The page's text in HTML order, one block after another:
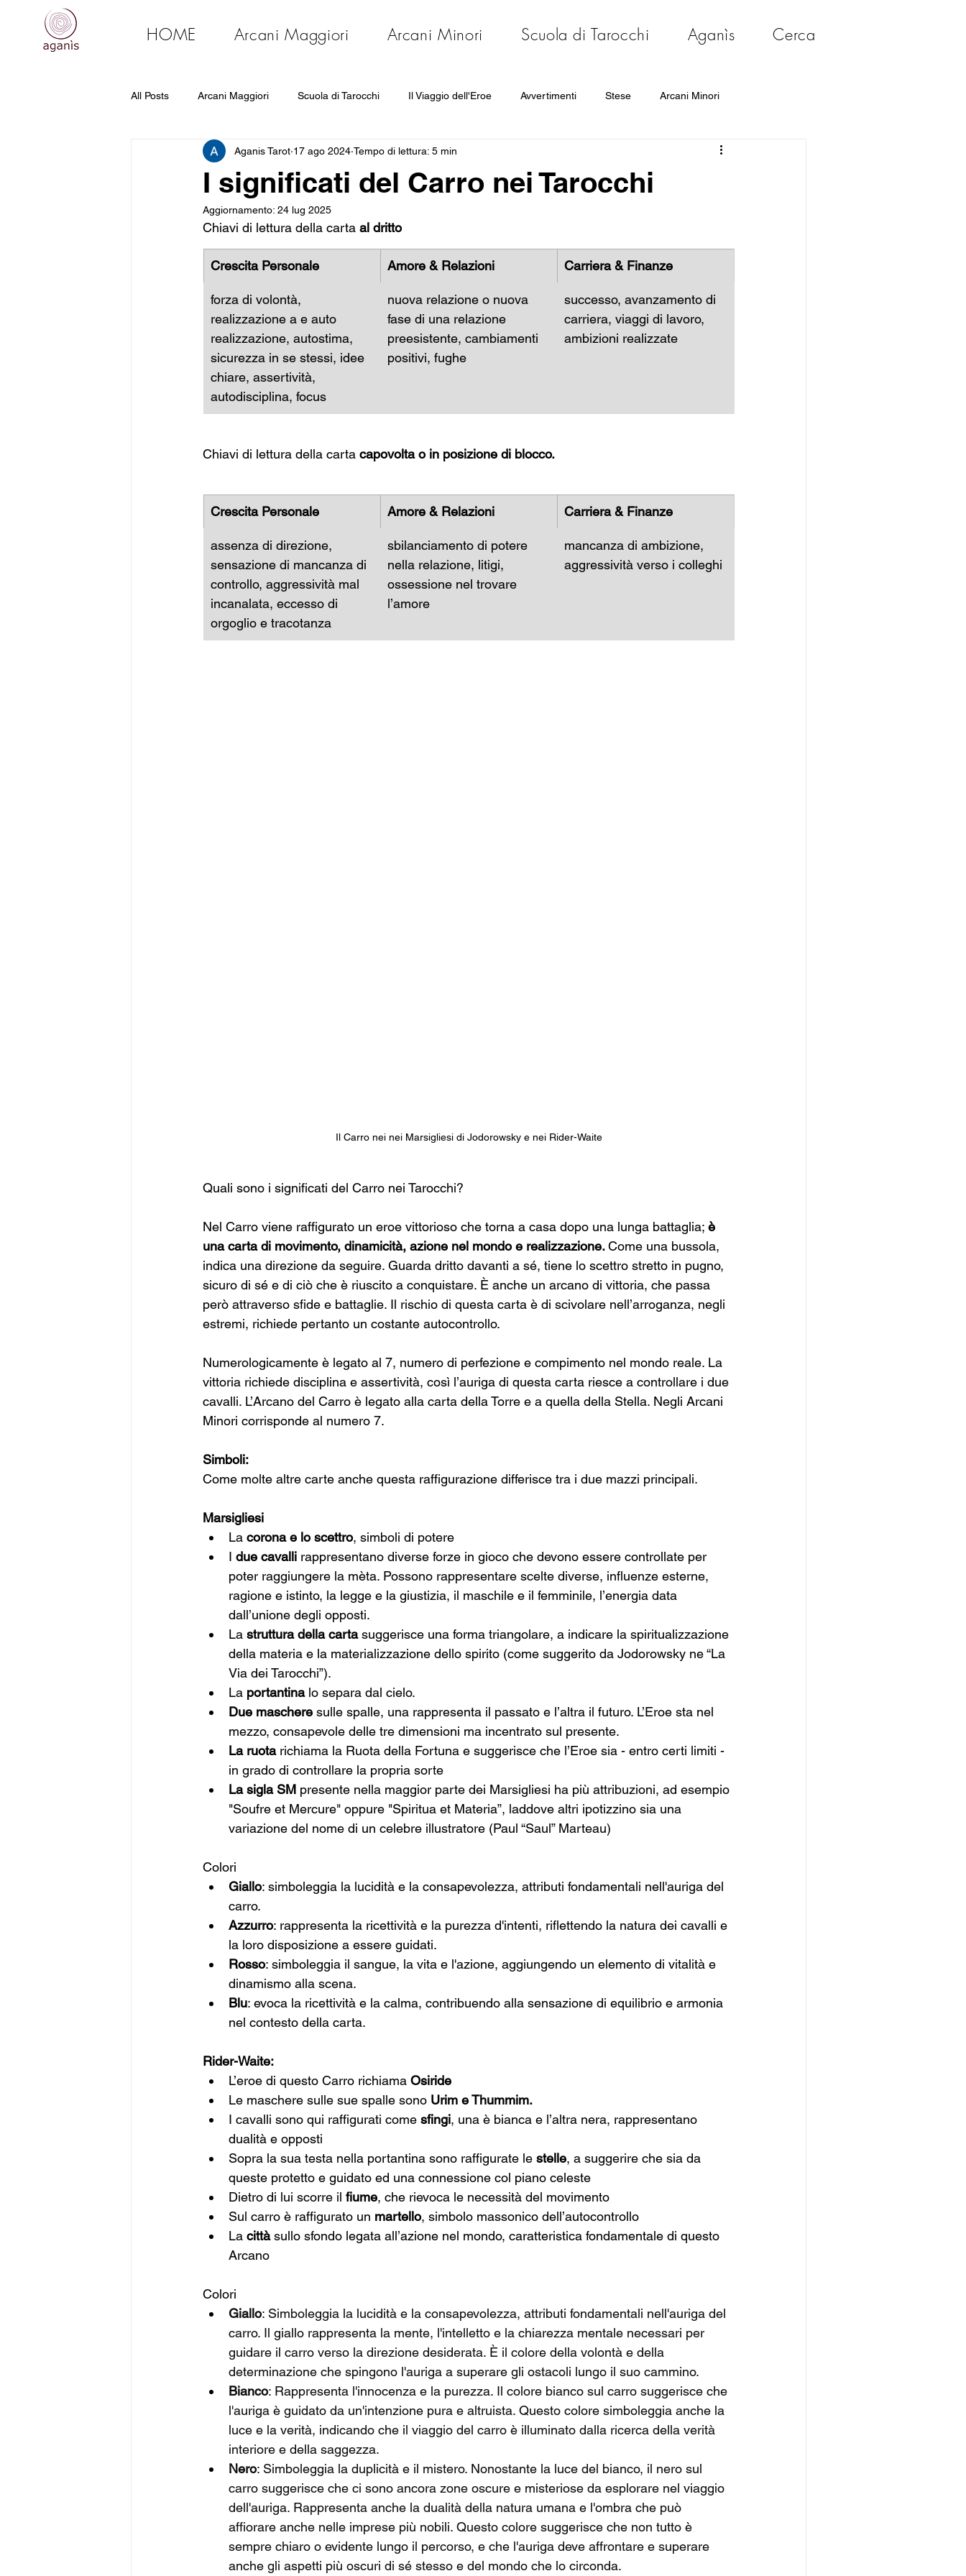
HOME Arcani Maggiori Arcani Minori Scuola di Tarocchi Aganìs Cerca
All Posts Arcani Maggiori Scuola di Tarocchi Il Viaggio dell'Eroe Avvertimenti Stese Arcani Minori
Primi passi Mappa Tarologica e Costellazioni
I significati del Carro nei Tarocchi
Aganis Tarot 17 ago 2024 Tempo di lettura: 5 min
Aggiornamento: 24 lug 2025
Chiavi di lettura della carta al dritto
Crescita Personale Amore & Relazioni Carriera & Finanze
forza di volontà,
realizzazione a e auto
realizzazione, autostima,
sicurezza in se stessi, idee
chiare, assertività,
autodisciplina, focus
nuova relazione o nuova
fase di una relazione
preesistente, cambiamenti
positivi, fughe
successo, avanzamento di
carriera, viaggi di lavoro,
ambizioni realizzate
Chiavi di lettura della carta capovolta o in posizione di blocco.
Crescita Personale Amore & Relazioni Carriera & Finanze
assenza di direzione,
sensazione di mancanza di
controllo, aggressività mal
incanalata, eccesso di
orgoglio e tracotanza
sbilanciamento di potere
nella relazione, litigi,
ossessione nel trovare
l’amore
mancanza di ambizione,
aggressività verso i colleghi
Il Carro nei nei Marsigliesi di Jodorowsky e nei Rider-Waite
Quali sono i significati del Carro nei Tarocchi?
Nel Carro viene raffigurato un eroe vittorioso che torna a casa dopo una lunga battaglia; è
una carta di movimento, dinamicità, azione nel mondo e realizzazione. Come una bussola,
indica una direzione da seguire. Guarda dritto davanti a sé, tiene lo scettro stretto in pugno,
sicuro di sé e di ciò che è riuscito a conquistare. È anche un arcano di vittoria, che passa
però attraverso sfide e battaglie. Il rischio di questa carta è di scivolare nell’arroganza, negli
estremi, richiede pertanto un costante autocontrollo.
Numerologicamente è legato al 7, numero di perfezione e compimento nel mondo reale. La
vittoria richiede disciplina e assertività, così l’auriga di questa carta riesce a controllare i due
cavalli. L’Arcano del Carro è legato alla carta della Torre e a quella della Stella. Negli Arcani
Minori corrisponde al numero 7.
Simboli:
Come molte altre carte anche questa raffigurazione differisce tra i due mazzi principali.
Marsigliesi
La corona e lo scettro, simboli di potere
I due cavalli rappresentano diverse forze in gioco che devono essere controllate per
poter raggiungere la mèta. Possono rappresentare scelte diverse, influenze esterne,
ragione e istinto, la legge e la giustizia, il maschile e il femminile, l’energia data
dall’unione degli opposti.
La struttura della carta suggerisce una forma triangolare, a indicare la spiritualizzazione
della materia e la materializzazione dello spirito (come suggerito da Jodorowsky ne “La
Via dei Tarocchi”).
La portantina lo separa dal cielo.
Due maschere sulle spalle, una rappresenta il passato e l’altra il futuro. L’Eroe sta nel
mezzo, consapevole delle tre dimensioni ma incentrato sul presente.
La ruota richiama la Ruota della Fortuna e suggerisce che l’Eroe sia - entro certi limiti -
in grado di controllare la propria sorte
La sigla SM presente nella maggior parte dei Marsigliesi ha più attribuzioni, ad esempio
"Soufre et Mercure" oppure "Spiritua et Materia”, laddove altri ipotizzino sia una
variazione del nome di un celebre illustratore (Paul “Saul” Marteau)
Colori
Giallo: simboleggia la lucidità e la consapevolezza, attributi fondamentali nell'auriga del
carro.
Azzurro: rappresenta la ricettività e la purezza d'intenti, riflettendo la natura dei cavalli e
la loro disposizione a essere guidati.
Rosso: simboleggia il sangue, la vita e l'azione, aggiungendo un elemento di vitalità e
dinamismo alla scena.
Blu: evoca la ricettività e la calma, contribuendo alla sensazione di equilibrio e armonia
nel contesto della carta.
Rider-Waite:
L’eroe di questo Carro richiama Osiride
Le maschere sulle sue spalle sono Urim e Thummim.
I cavalli sono qui raffigurati come sfingi, una è bianca e l’altra nera, rappresentano
dualità e opposti
Sopra la sua testa nella portantina sono raffigurate le stelle, a suggerire che sia da
queste protetto e guidato ed una connessione col piano celeste
Dietro di lui scorre il fiume, che rievoca le necessità del movimento
Sul carro è raffigurato un martello, simbolo massonico dell’autocontrollo
La città sullo sfondo legata all’azione nel mondo, caratteristica fondamentale di questo
Arcano
Colori
Giallo: Simboleggia la lucidità e la consapevolezza, attributi fondamentali nell'auriga del
carro. Il giallo rappresenta la mente, l'intelletto e la chiarezza mentale necessari per
guidare il carro verso la direzione desiderata. È il colore della volontà e della
determinazione che spingono l'auriga a superare gli ostacoli lungo il suo cammino.
Bianco: Rappresenta l'innocenza e la purezza. Il colore bianco sul carro suggerisce che
l'auriga è guidato da un'intenzione pura e altruista. Questo colore simboleggia anche la
luce e la verità, indicando che il viaggio del carro è illuminato dalla ricerca della verità
interiore e della saggezza.
Nero: Simboleggia la duplicità e il mistero. Nonostante la luce del bianco, il nero sul
carro suggerisce che ci sono ancora zone oscure e misteriose da esplorare nel viaggio
dell'auriga. Rappresenta anche la dualità della natura umana e l'ombra che può
affiorare anche nelle imprese più nobili. Questo colore suggerisce che non tutto è
sempre chiaro o evidente lungo il percorso, e che l'auriga deve affrontare e superare
anche gli aspetti più oscuri di sé stesso e del mondo che lo circonda.